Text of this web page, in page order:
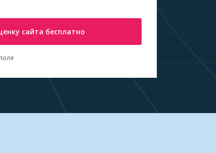
сайта бесплатно